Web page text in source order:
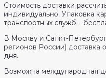
Стоимость доставки
индивидуально. Упаковка
транспортных служб –
В Москву и Санкт-
регионов России) доставка
дня.
Возможна международная